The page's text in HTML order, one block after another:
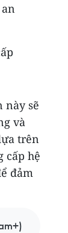
này sẽ
và
trên
cấp hệ
đảm